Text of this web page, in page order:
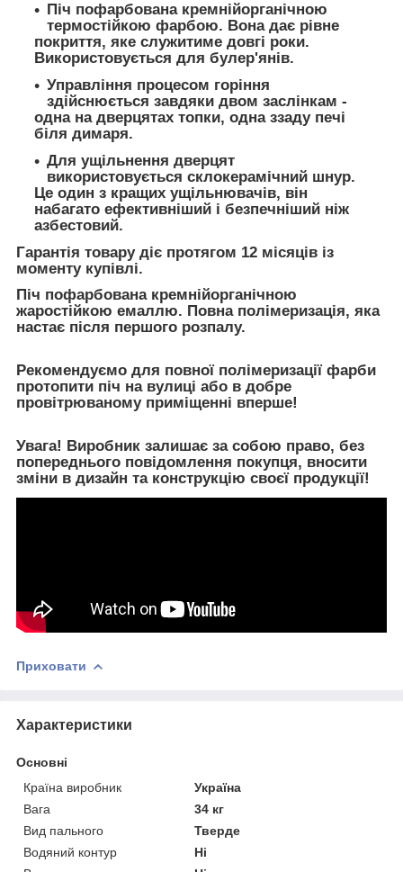
Піч пофарбована кремнійорганічною
термостійкою фарбою. Вона дає рівне
покриття, яке служитиме довгі роки.
Використовується для булер'янів.
Управління процесом горіння
здійснюється завдяки двом заслінкам -
одна на дверцятах топки, одна ззаду печі
біля димаря.
Для ущільнення дверцят
використовується склокерамічний шнур.
Це один з кращих ущільнювачів, він
набагато ефективніший і безпечніший ніж
азбестовий.
Гарантія товару діє протягом 12 місяців із
моменту купівлі.
Піч пофарбована кремнійорганічною
жаростійкою емаллю. Повна полімеризація, яка
настає після першого розпалу.
Рекомендуємо для повної полімеризації фарби
протопити піч на вулиці або в добре
провітрюваному приміщенні вперше!
Увага! Виробник залишає за собою право, без
попереднього повідомлення покупця, вносити
зміни в дизайн та конструкцію своєї продукції!
Приховати
Характеристики
Основні
Країна виробник
Україна
Вага
34 кг
Вид пального
Тверде
Водяний контур
Ні